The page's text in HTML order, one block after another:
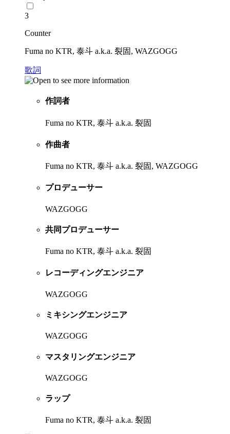
3
Counter
Fuma no KTR, 泰斗 a.k.a. 裂固, WAZGOGG
歌詞
作詞者
Fuma no KTR, 泰斗 a.k.a. 裂固
作曲者
Fuma no KTR, 泰斗 a.k.a. 裂固, WAZGOGG
プロデューサー
WAZGOGG
共同プロデューサー
Fuma no KTR, 泰斗 a.k.a. 裂固
レコーディングエンジニア
WAZGOGG
ミキシングエンジニア
WAZGOGG
マスタリングエンジニア
WAZGOGG
ラップ
Fuma no KTR, 泰斗 a.k.a. 裂固